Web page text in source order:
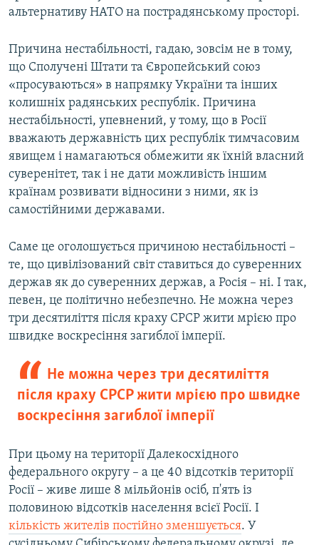
альтернативу НАТО на пострадянському просторі.
Причина нестабільності, гадаю, зовсім не в тому,
що Сполучені Штати та Європейський союз
«просуваються» в напрямку України та інших
колишніх радянських республік. Причина
нестабільності, упевнений, у тому, що в Росії
вважають державність цих республік тимчасовим
явищем і намагаються обмежити як їхній власний
суверенітет, так і не дати можливість іншим
країнам розвивати відносини з ними, як із
самостійними державами.
Саме це оголошується причиною нестабільності –
те, що цивілізований світ ставиться до суверенних
держав як до суверенних держав, а Росія – ні. І так,
певен, це політично небезпечно. Не можна через
три десятиліття після краху СРСР жити мрією про
швидке воскресіння загиблої імперії.
Не можна через три десятиліття
після краху СРСР жити мрією про швидке
воскресіння загиблої імперії
При цьому на території Далекосхідного
федерального округу – а це 40 відсотків території
Росії – живе лише 8 мільйонів осіб, п'ять із
половиною відсотків населення всієї Росії. І
кількість жителів постійно зменшується. У